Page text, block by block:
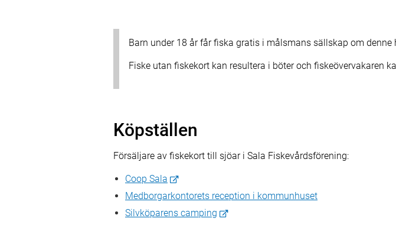
Barn under 18 år får fiska gratis i målsmans sällskap om
Fiske utan fiskekort kan resultera i böter och fiskeövervakaren
Köpställen
Försäljare av fiskekort till sjöar i Sala Fiskevårdsförening:
Coop Sala
Medborgarkontorets reception i kommunhuset
Silvköparens camping